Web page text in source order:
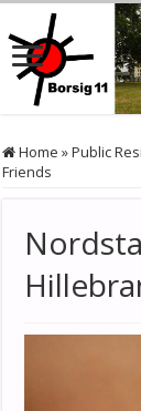
Home »Public
Friends